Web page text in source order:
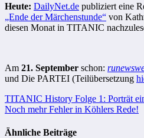
Heute: DailyNet.de publiziert eine
„Ende der Märchenstunde“ von
diesen Monat in TITANIC
Am 21. September schon:
und Die PARTEI (Teilübersetzung
Beitragsnavigation
TITANIC History Folge 1: Porträt
Noch mehr Fehler in Köhlers Rede!
Ähnliche Beiträge